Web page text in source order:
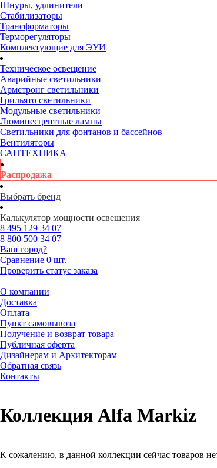
Шнуры, удлинители
Стабилизаторы
Трансформаторы
Терморегуляторы
Комплектующие для ЭУИ
Техническое освещение
Аварийные светильники
Армстронг светильники
Грильято светильники
Модульные светильники
Люминесцентные лампы
Светильники для фонтанов и бассейнов
Вентиляторы
САНТЕХНИКА
Распродажа
Выбрать бренд
Калькулятор мощности освещения
8 495 129 34 07
8 800 500 34 07
Ваш город?
Сравнение 0 шт.
Проверить статус заказа
О компании
Доставка
Оплата
Пункт самовывоза
Получение и возврат товара
Публичная оферта
Дизайнерам и Архитекторам
Обратная связь
Контакты
Коллекция Alfa Markiz
К сожалению, в данной коллекции сейчас товаров